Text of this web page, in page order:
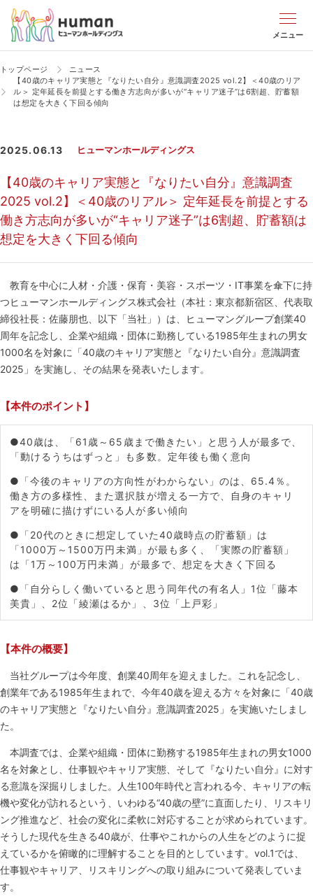
メニュー
トップページ
ニュース
【40歳のキャリア実態と『なりたい自分』意識調査2025 vol.2】＜40歳のリア
ル＞ 定年延長を前提とする働き方志向が多いが“キャリア迷子”は6割超、貯蓄額
は想定を大きく下回る傾向
2025.06.13 ヒューマンホールディングス
【40歳のキャリア実態と『なりたい自分』意識調査
2025 vol.2】＜40歳のリアル＞ 定年延長を前提とする
働き方志向が多いが“キャリア迷子”は6割超、貯蓄額は
想定を大きく下回る傾向
教育を中心に人材・介護・保育・美容・スポーツ・IT事業を傘下に持
つヒューマンホールディングス株式会社（本社：東京都新宿区、代表取
締役社長：佐藤朋也、以下「当社」）は、ヒューマングループ創業40
周年を記念し、企業や組織・団体に勤務している1985年生まれの男女
1000名を対象に「40歳のキャリア実態と『なりたい自分』意識調査
2025」を実施し、その結果を発表いたします。
【本件のポイント】
●40歳は、「61歳～65歳まで働きたい」と思う人が最多で、
「動けるうちはずっと」も多数。定年後も働く意向
●「今後のキャリアの方向性がわからない」のは、65.4％。
働き方の多様性、また選択肢が増える一方で、自身のキャリ
アを明確に描けずにいる人が多い傾向
●「20代のときに想定していた40歳時点の貯蓄額」は
「1000万～1500万円未満」が最も多く、「実際の貯蓄額」
は「1万～100万円未満」が最多で、想定を大きく下回る
●「自分らしく働いていると思う同年代の有名人」1位「藤本
美貴」、2位「綾瀬はるか」、3位「上戸彩」
【本件の概要】
当社グループは今年度、創業40周年を迎えました。これを記念し、
創業年である1985年生まれで、今年40歳を迎える方々を対象に「40歳
のキャリア実態と『なりたい自分』意識調査2025」を実施いたしまし
た。
本調査では、企業や組織・団体に勤務する1985年生まれの男女1000
名を対象とし、仕事観やキャリア実態、そして『なりたい自分』に対す
る意識を深掘りしました。人生100年時代と言われる今、キャリアの転
機や変化が訪れるという、いわゆる“40歳の壁”に直面したり、リスキリ
ング推進など、社会の変化に柔軟に対応することが求められています。
そうした現代を生きる40歳が、仕事やこれからの人生をどのように捉
えているかを俯瞰的に理解することを目的としています。vol.1では、
仕事観やキャリア、リスキリングへの取り組みについて発表していま
す。